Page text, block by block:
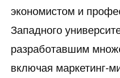
экономистом и
Западного
разработавшим
включая маркетинг-